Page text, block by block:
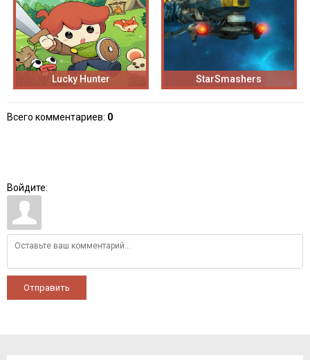
Lucky Hunter StarSmashers
Всего комментариев: 0
Войдите:
Отправить